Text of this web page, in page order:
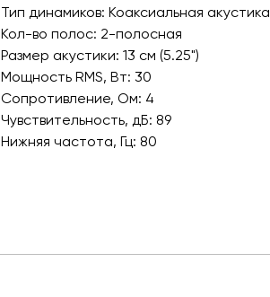
Тип динамиков: Коаксиальная акустика
Кол-во полос: 2-полосная
Размер акустики: 13 см (5.25")
Мощность RMS, Вт: 30
Сопротивление, Ом: 4
Чувствительность, дБ: 89
Нижняя частота, Гц: 80